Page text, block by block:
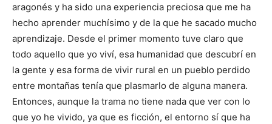
aragonés y ha sido una experiencia preciosa que me ha
hecho aprender muchísimo y de la que he sacado mucho
aprendizaje. Desde el primer momento tuve claro que
todo aquello que yo viví, esa humanidad que descubrí en
la gente y esa forma de vivir rural en un pueblo perdido
entre montañas tenía que plasmarlo de alguna manera.
Entonces, aunque la trama no tiene nada que ver con lo
que yo he vivido, ya que es ficción, el entorno sí que ha